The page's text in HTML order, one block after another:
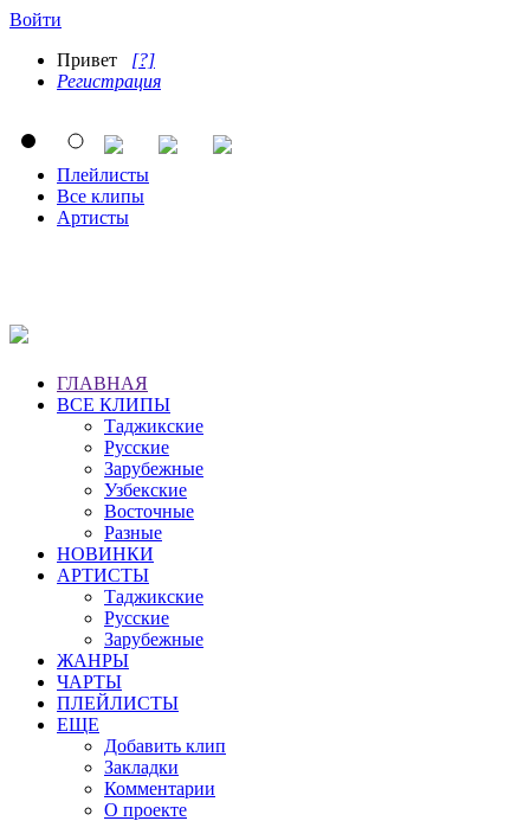
Войти
Привет [?]
Регистрация
Плейлисты
Все клипы
Артисты
ГЛАВНАЯ
ВСЕ КЛИПЫ
Таджикские
Русские
Зарубежные
Узбекские
Восточные
Разные
НОВИНКИ
АРТИСТЫ
Таджикские
Русские
Зарубежные
ЖАНРЫ
ЧАРТЫ
ПЛЕЙЛИСТЫ
ЕЩЕ
Добавить клип
Закладки
Комментарии
О проекте